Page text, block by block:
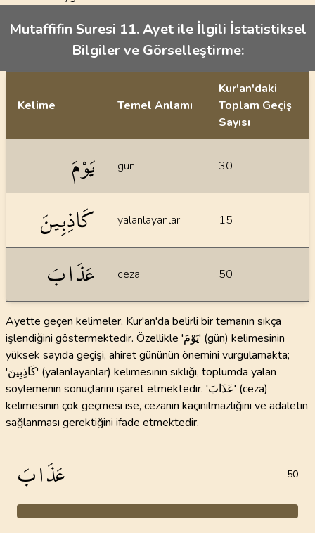
Mutaffifin Suresi 11. Ayet ile İlgili İstatistiksel
Bilgiler ve Görselleştirme:
Kelime Temel Anlamı
Kur'an'daki
Toplam Geçiş
Sayısı
يَوْمَ gün 30
كَاذِبِينَ yalanlayanlar 15
عَذَابَ ceza 50
Ayette geçen kelimeler, Kur'an'da belirli bir temanın sıkça
işlendiğini göstermektedir. Özellikle 'يَوْمَ' (gün) kelimesinin
yüksek sayıda geçişi, ahiret gününün önemini vurgulamakta;
'كَاذِبِينَ' (yalanlayanlar) kelimesinin sıklığı, toplumda yalan
söylemenin sonuçlarını işaret etmektedir. 'عَذَابَ' (ceza)
kelimesinin çok geçmesi ise, cezanın kaçınılmazlığını ve adaletin
sağlanması gerektiğini ifade etmektedir.
عَذَابَ 50